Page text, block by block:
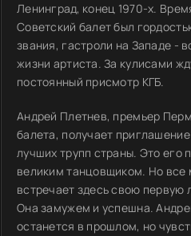
Ленинград, конец 1970-х.
Советский балет был
звания, гастроли на Западе -
жизни артиста. За кулисами
постоянный присмотр КГБ.
Андрей Плетнев, премьер
балета, получает
лучших трупп страны. Это его
великим танцовщиком. Но все
встречает здесь свою
Она замужем и успешна.
останется в прошлом, но